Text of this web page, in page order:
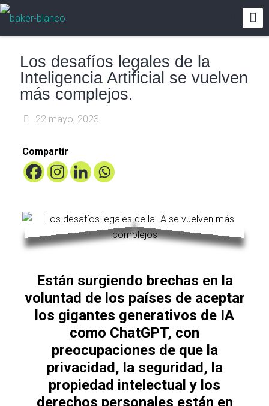
Los desafíos legales de la
Inteligencia Artificial se vuelven
más complejos.
22 mayo, 2023
Compartir
Están surgiendo brechas en la
voluntad de los países de aceptar
los gigantes generativos de IA
como ChatGPT, con
preocupaciones de que la
privacidad, la seguridad, la
propiedad intelectual y los
derechos personales están en